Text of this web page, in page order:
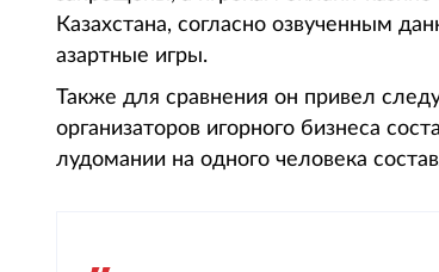
Казахстана, согласно озвученным
азартные игры.
Также для сравнения он привел
организаторов игорного бизнеса
лудомании на одного человека